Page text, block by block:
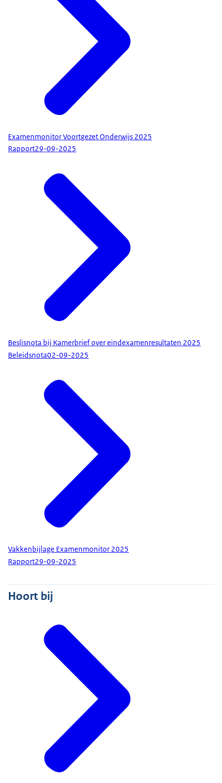
Examenmonitor Voortgezet Onderwijs 2025
Rapport29-09-2025
Beslisnota bij Kamerbrief over eindexamenresultaten 2025
Beleidsnota02-09-2025
Vakkenbijlage Examenmonitor 2025
Rapport29-09-2025
Hoort bij